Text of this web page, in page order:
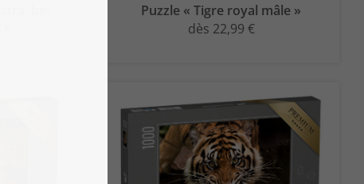
Puzzle « Tigre royal mâle »
dès 22,99 €